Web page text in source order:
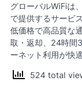
グローバルWiFiは
で提供するサービ
低価格で高品質な
取・返却、24時間
ーネット利用が快適
524 total